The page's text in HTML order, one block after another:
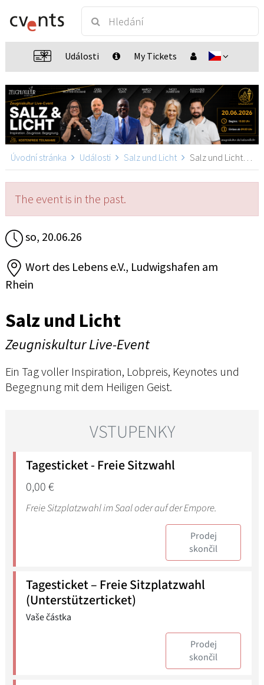
Události My Tickets
Úvodní stránka Události Salz und Licht Salz und Licht, Ludwigshafen am Rhein
The event is in the past.
so, 20.06.26
Wort des Lebens e.V., Ludwigshafen am
Rhein
Salz und Licht
Zeugniskultur Live-Event
Ein Tag voller Inspiration, Lobpreis, Keynotes und
Begegnung mit dem Heiligen Geist.